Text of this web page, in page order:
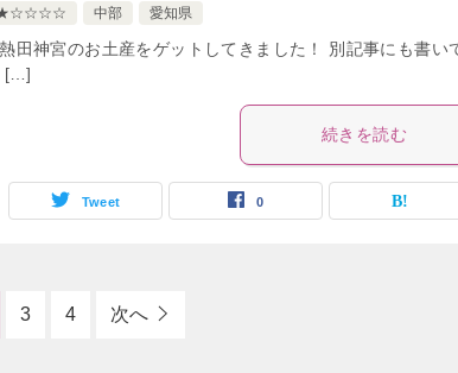
中部 愛知県
田神宮のお土産をゲットしてきました！ 別記事にも書い
[…]
続きを読む
Tweet 0
3 4 次へ